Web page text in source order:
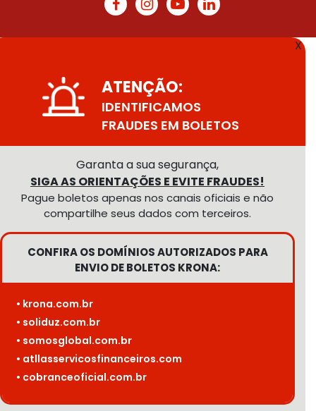
X
ATENÇÃO:
IDENTIFICAMOS
FRAUDES EM BOLETOS
Garanta a sua segurança,
SIGA AS ORIENTAÇÕES E EVITE FRAUDES!
Pague boletos apenas nos canais oficiais e não
compartilhe seus dados com terceiros.
CONFIRA OS DOMÍNIOS AUTORIZADOS PARA
ENVIO DE BOLETOS KRONA:
• krona.com.br
• soliduz.com.br
• somosglobal.com.br
• atllasservicosfinanceiros.com
• cobranceoficial.com.br